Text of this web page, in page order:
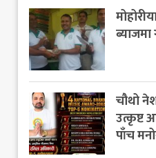
ब्याजमा
चौथो
उत्कृष्ट
पाँच